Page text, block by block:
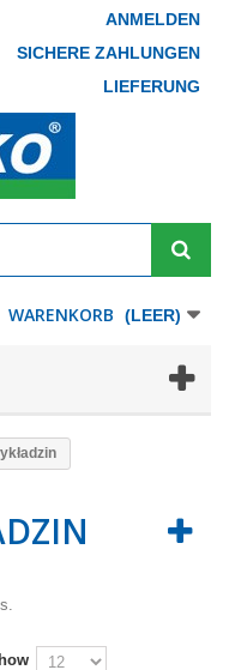
ANMELDEN
SICHERE ZAHLUNGEN
LIEFERUNG
WARENKORB (LEER)